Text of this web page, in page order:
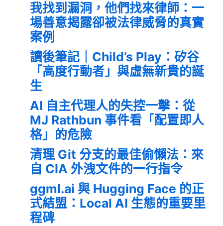
我找到漏洞，他們找來律師：一
場善意揭露卻被法律威脅的真實
案例
讀後筆記｜Child’s Play：矽谷
「高度行動者」與虛無新貴的誕
生
AI 自主代理人的失控一擊：從
MJ Rathbun 事件看「配置即人
格」的危險
清理 Git 分支的最佳偷懶法：來
自 CIA 外洩文件的一行指令
ggml.ai 與 Hugging Face 的正
式結盟：Local AI 生態的重要里
程碑